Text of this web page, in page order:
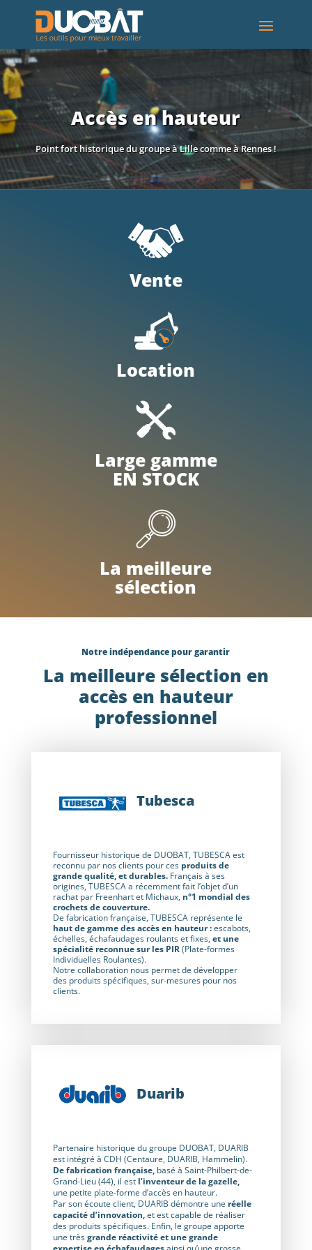
Accès en hauteur
Point fort historique du groupe à Lille comme à Rennes !
Vente
Location
Large gamme
EN STOCK
La meilleure
sélection
Notre indépendance pour garantir
La meilleure sélection en
accès en hauteur
professionnel
Tubesca
Fournisseur historique de DUOBAT, TUBESCA est
reconnu par nos clients pour cesproduits de
grande qualité, et durables.Français à ses
origines, TUBESCA a récemment fait l’objet d’un
rachat par Freenhart et Michaux, n°1 mondial des
crochets de couverture.
De fabrication française, TUBESCA représente le
haut de gamme des accès en hauteur :escabots,
échelles, échafaudages roulants et fixes, et une
spécialité reconnue sur les PIR(Plate-formes
Individuelles Roulantes).
Notre collaboration nous permet de développer
des produits spécifiques, sur-mesures pour nos
clients.
Duarib
Partenaire historique du groupe DUOBAT, DUARIB
est intégré à CDH (Centaure, DUARIB, Hammelin).
De fabrication française,basé à Saint-Philbert-de-
Grand-Lieu (44), il est l’inventeur de la gazelle,
une petite plate-forme d’accès en hauteur.
Par son écoute client, DUARIB démontre une réelle
capacité d’innovation,et est capable de réaliser
des produits spécifiques. Enfin, le groupe apporte
une trèsgrande réactivité et une grande